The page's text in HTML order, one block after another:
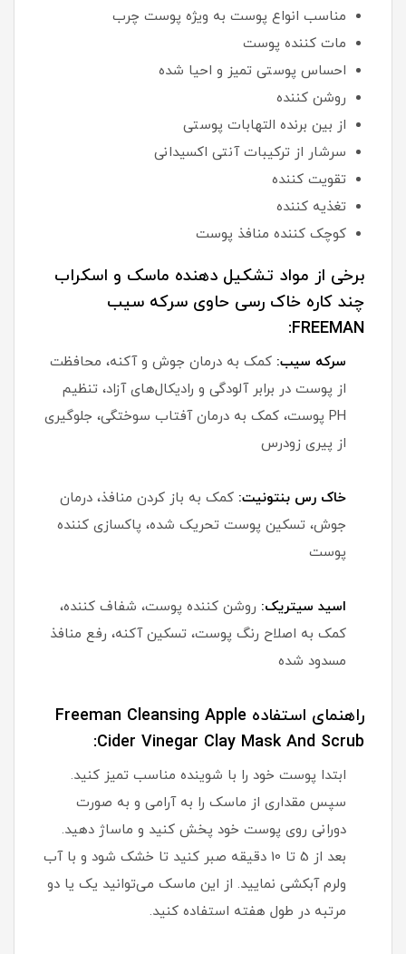
مناسب انواع پوست به ویژه پوست چرب
مات کننده پوست
احساس پوستی تمیز و احیا شده
روشن کننده
از بین برنده التهابات پوستی
سرشار از ترکیبات آنتی اکسیدانی
تقویت کننده
تغذیه کننده
کوچک کننده منافذ پوست
برخی از مواد تشکیل دهنده ماسک و اسکراب
چند کاره خاک رسی حاوی سرکه سیب
FREEMAN:
سرکه سیب: کمک به درمان جوش و آکنه، محافظت
از پوست در برابر آلودگی و رادیکال‌های آزاد، تنظیم
PH پوست، کمک به درمان آفتاب سوختگی، جلوگیری
از پیری زودرس
خاک رس بنتونیت: کمک به باز کردن منافذ، درمان
جوش، تسکین پوست تحریک شده، پاکسازی کننده
پوست
اسید سیتریک: روشن کننده پوست، شفاف کننده،
کمک به اصلاح رنگ پوست، تسکین آکنه، رفع منافذ
مسدود شده
راهنمای استفاده Freeman Cleansing Apple
Cider Vinegar Clay Mask And Scrub:
ابتدا پوست خود را با شوینده مناسب تمیز کنید.
سپس مقداری از ماسک را به آرامی و به صورت
دورانی روی پوست خود پخش کنید و ماساژ دهید.
بعد از 5 تا 10 دقیقه صبر کنید تا خشک شود و با آب
ولرم آبکشی نمایید. از این ماسک می‌توانید یک یا دو
مرتبه در طول هفته استفاده کنید.